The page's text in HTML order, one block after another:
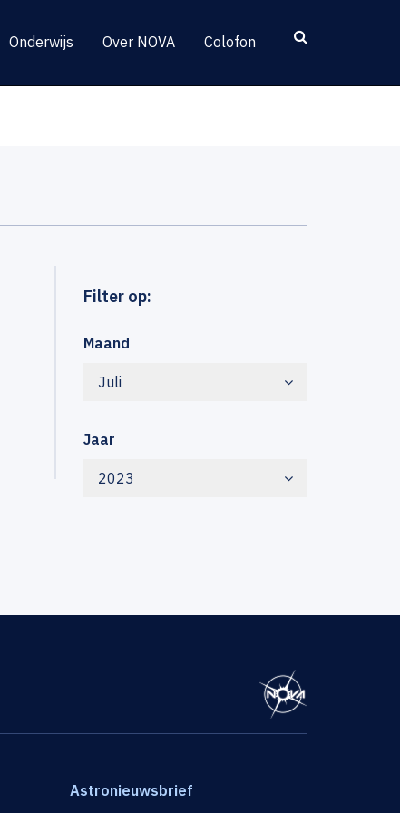
Onderwijs Over NOVA Colofon
Filter op:
Maand
Juli
Jaar
2023
Astronieuwsbrief